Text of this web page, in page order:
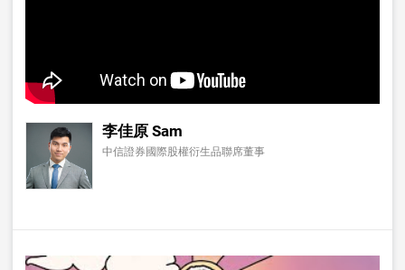
李佳原 Sam
中信證券國際股權衍生品聯席董事